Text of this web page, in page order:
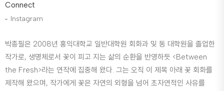
Connect
Instagram
박종필은 2008년 홍익대학교 일반대학원 회화과 및 동 대학원을 졸업한
작가로, 생명체로서 꽃이 피고 지는 삶의 순환을 반영하듯 <Between
the Fresh>라는 연작에 집중해 왔다. 그는 오직 이 제목 아래 꽃 회화를
제작해 왔으며, 작가에게 꽃은 자연의 외형을 넘어 초자연적인 사유를